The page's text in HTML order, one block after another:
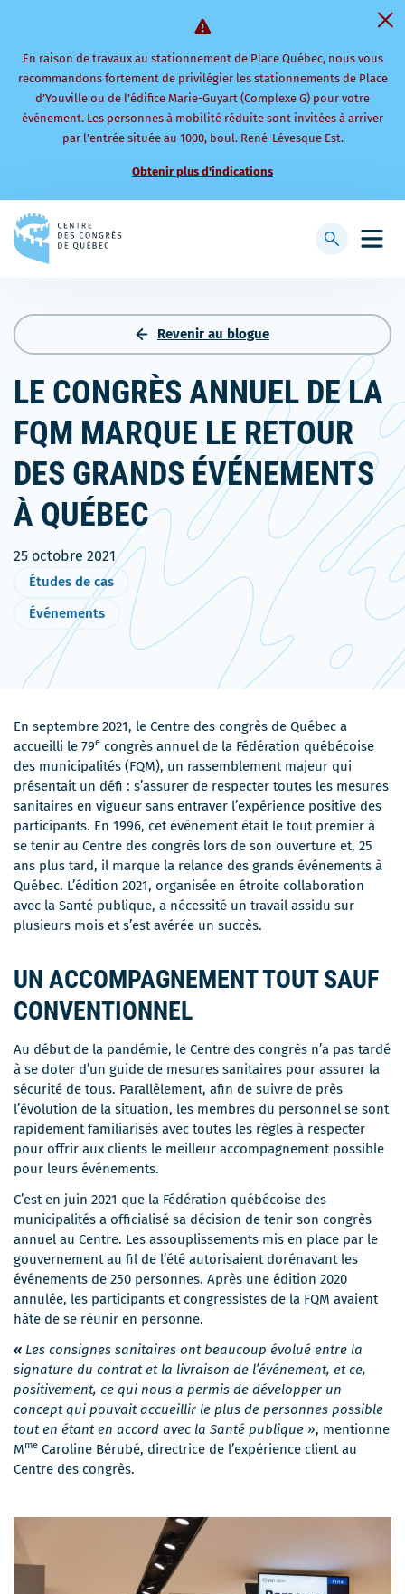
En raison de travaux au stationnement de Place Québec, nous vous
recommandons fortement de privilégier les stationnements de Place
d’Youville ou de l’édifice Marie-Guyart (Complexe G) pour votre
événement. Les personnes à mobilité réduite sont invitées à arriver
par l’entrée située au 1000, boul. René-Lévesque Est.
Obtenir plus d'indications
à
Afficher
recherche
Revenir au blogue
LE CONGRÈS ANNUEL DE LA
FQM MARQUE LE RETOUR
DES GRANDS ÉVÉNEMENTS
À QUÉBEC
25 octobre 2021
Études de cas
Événements
En septembre 2021, le Centre des congrès de Québec a
accueilli le 79e congrès annuel de la Fédération québécoise
des municipalités (FQM), un rassemblement majeur qui
présentait un défi : s’assurer de respecter toutes les mesures
sanitaires en vigueur sans entraver l’expérience positive des
participants. En 1996, cet événement était le tout premier à
se tenir au Centre des congrès lors de son ouverture et, 25
ans plus tard, il marque la relance des grands événements à
Québec. L’édition 2021, organisée en étroite collaboration
avec la Santé publique, a nécessité un travail assidu sur
plusieurs mois et s’est avérée un succès.
UN ACCOMPAGNEMENT TOUT SAUF
CONVENTIONNEL
Au début de la pandémie, le Centre des congrès n’a pas tardé
à se doter d’un guide de mesures sanitaires pour assurer la
sécurité de tous. Parallèlement, afin de suivre de près
l’évolution de la situation, les membres du personnel se sont
rapidement familiarisés avec toutes les règles à respecter
pour offrir aux clients le meilleur accompagnement possible
pour leurs événements.
C’est en juin 2021 que la Fédération québécoise des
municipalités a officialisé sa décision de tenir son congrès
annuel au Centre. Les assouplissements mis en place par le
gouvernement au fil de l’été autorisaient dorénavant les
événements de 250 personnes. Après une édition 2020
annulée, les participants et congressistes de la FQM avaient
hâte de se réunir en personne.
« Les consignes sanitaires ont beaucoup évolué entre la
signature du contrat et la livraison de l’événement, et ce,
positivement, ce qui nous a permis de développer un
concept qui pouvait accueillir le plus de personnes possible
tout en étant en accord avec la Santé publique », mentionne
Mme Caroline Bérubé, directrice de l’expérience client au
Centre des congrès.